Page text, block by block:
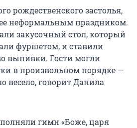
рождественского застолья,
неформальным праздником.
закусочный стол, который
фуршетом, и ставили
выпивки. Гости могли
в произвольном порядке —
весело, говорит Данила
гимн «Боже, царя